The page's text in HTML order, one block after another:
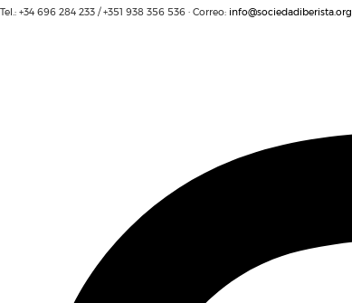
Tel.: +34 696 284 233 / +351 938 356 536 · Correo: info@sociedadiberista.org